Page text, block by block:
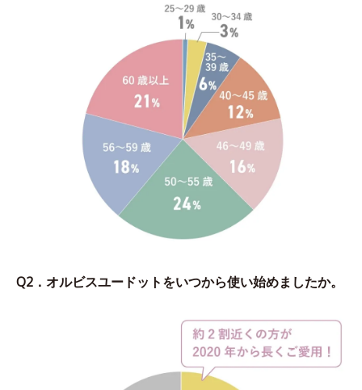
Q2．オルビスユードットをいつから使い始めましたか。